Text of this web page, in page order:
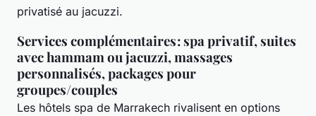
privatisé au jacuzzi.
Services complémentaires : spa privatif, suites
avec hammam ou jacuzzi, massages
personnalisés, packages pour
groupes/couples
Les hôtels spa de Marrakech rivalisent en options